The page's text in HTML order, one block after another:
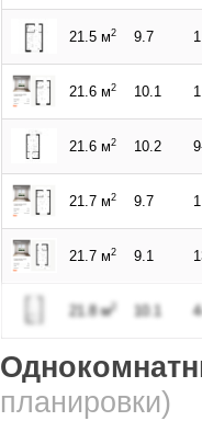
21.5 м2 9.7
21.6 м2 10.1
21.6 м2 10.2
21.7 м2 9.7
21.7 м2 9.1
21.8 м2 10.1
планировки)